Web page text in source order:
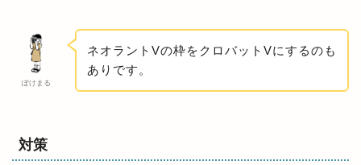
ぽけまる
ネオラントVの枠をクロバットVにするのも
ありです。
対策